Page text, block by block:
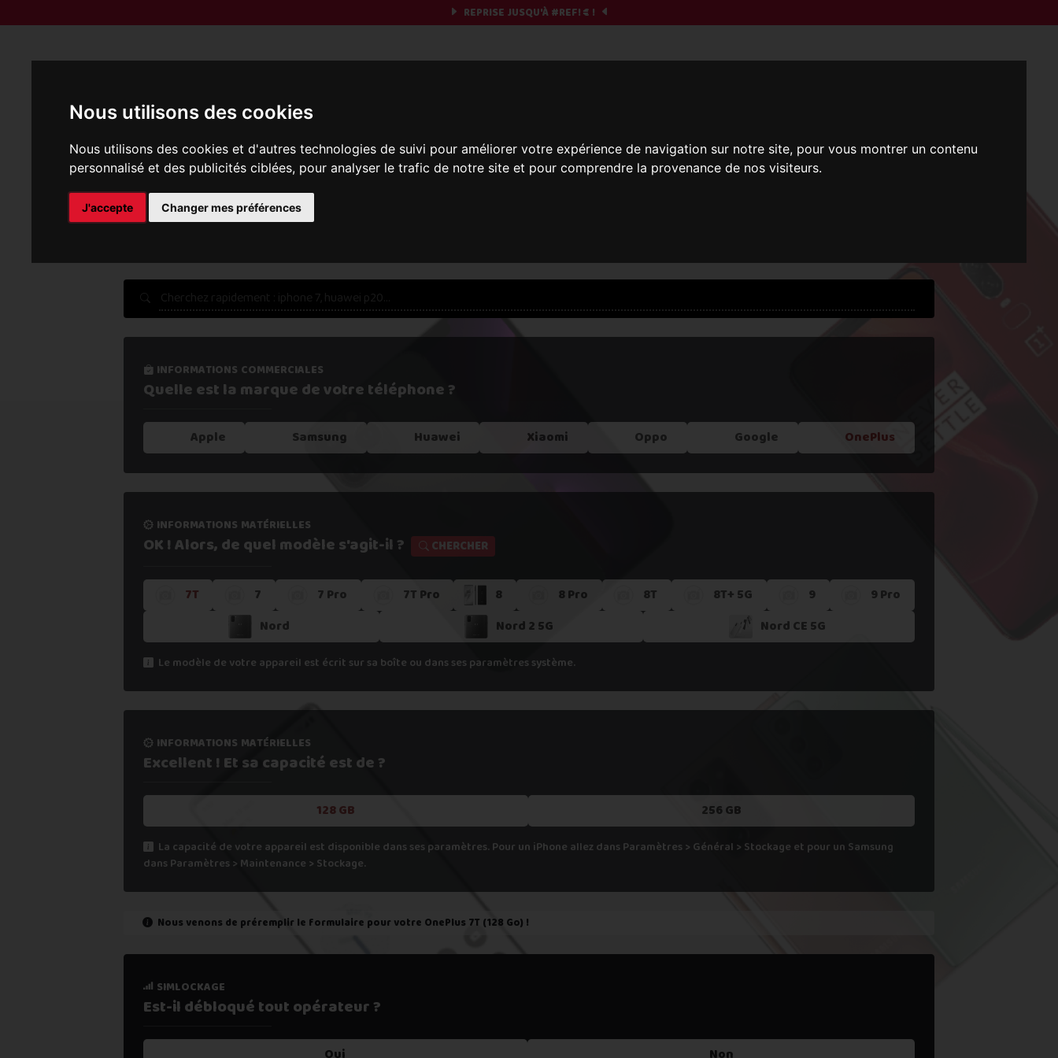
Nous utilisons des cookies
Nous utilisons des cookies et d'autres technologies de suivi pour améliorer votre expérience de navigation sur notre site, pour vous montrer un contenu
personnalisé et des publicités ciblées, pour analyser le trafic de notre site et pour comprendre la provenance de nos visiteurs.
J'accepte Changer mes préférences
REPRISE JUSQU'À #REF!€ !
Et si on commençait ?
Nous récupérons les meilleures offres... veuillez patienter, ça vaut le coup !
informations processus
Notre expertise,votre reprise !
1. Estimer mon appareil en 30s
2. Fournir mes informations
3. Déposer gratuitement mon colis dans unpoint relais
4. Attendre la validation de l'atelier
5. Recevoir mon paiement sous 24h
Si vous ne trouvez pas une offre correspondant aux spécifications de votre appareil, cela veut dire que nous ne le reprenons actuellement pas.
Vous pouvez éventuellement nous contacter.
informations commerciales
Quelle est la marque de votre téléphone ?
Apple Samsung Huawei Xiaomi Oppo Google OnePlus
informations matérielles
OK ! Alors, de quel modèle s'agit-il ?
CHERCHER
7T 7 7 Pro 7T Pro 8 8 Pro 8T 8T+ 5G 9
9 Pro
Nord
Nord 2 5G Nord CE 5G
Le modèle de votre appareil est écrit sur sa boîte ou dans ses paramètres système.
informations matérielles
Excellent ! Et sa capacitéest de ?
128 GB 256 GB
La capacité de votre appareil est disponible dans ses paramètres. Pour un iPhone allez dans Paramètres > Général > Stockage et pour un Samsung
dans Paramètres > Maintenance > Stockage.
Nous venons de préremplir le formulaire pour votre OnePlus 7T (128 Go) !
simlockage
Est-il débloqué toutopérateur ?
état de marche
Est-il fonctionnel ?